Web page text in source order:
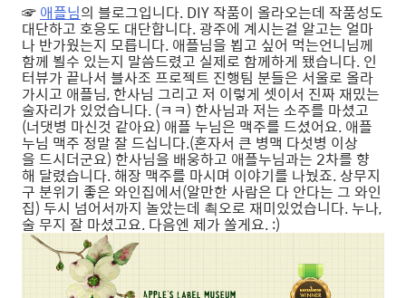
☞ 애플님의 블로그입니다. DIY 작품이 올라오는데 작품성도
대단하고 호응도 대단합니다. 광주에 계시는걸 알고는 얼마
나 반가웠는지 모릅니다. 애플님을 뵙고 싶어 먹는언니님께
함께 뵐수 있는지 말씀드렸고 실제로 함께하게 됐습니다. 인
터뷰가 끝나서 블사조 프로젝트 진행팀 분들은 서울로 올라
가시고 애플님, 한사님 그리고 저 이렇게 셋이서 진짜 재밌는
술자리가 있었습니다. (ㅋㅋ) 한사님과 저는 소주를 마셨고
(너댓병 마신것 같아요) 애플 누님은 맥주를 드셨어요. 애플
누님 맥주 정말 잘 드십니다.(혼자서 큰 병맥 다섯병 이상
을 드시더군요) 한사님을 배웅하고 애플누님과는 2차를 향
해 달렸습니다. 해장 맥주를 마시며 이야기를 나눴죠. 상무지
구 분위기 좋은 와인집에서(알만한 사람은 다 안다는 그 와인
집) 두시 넘어서까지 놀았는데 쵝오로 재미있었습니다. 누나,
술 무지 잘 마셨고요. 다음엔 제가 쏠게요. :)